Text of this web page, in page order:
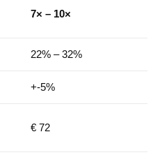
7× – 10×
22% – 32%
+-5%
€ 72